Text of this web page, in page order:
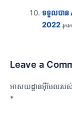
ទទួលបាន
2022 រុក
Leave a
អាសយដ្ឋាន​អ៊ីមែល​របស់​
*